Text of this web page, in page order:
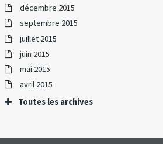
décembre 2015
septembre 2015
juillet 2015
juin 2015
mai 2015
avril 2015
Toutes les archives